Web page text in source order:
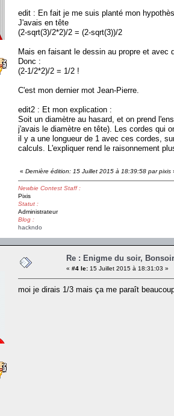
edit : En fait je me suis planté mon
J'avais en tête
(2-sqrt(3)/2*2)/2 = (2-sqrt(3))/2
Mais en faisant le dessin au propre et
Donc :
(2-1/2*2)/2 = 1/2 !
C'est mon dernier mot Jean-Pierre.
edit2 : Et mon explication :
Soit un diamètre au hasard, et on prend
j'avais le diamètre en tête). Les cordes qui
il y a une longueur de 1 avec ces cordes,
calculs. L'expliquer rend le raisonnement
« Dernière édition: 15 Juillet 2015 à 18:39:58 par pixis
Newbie Contest Staff :
Pixis
Statut :
Administrateur
Blog :
hackndo
Re : Enigme du soir,
« #4 le: 15 Juillet 2015 à 18:31:03 »
moi je dirais 1/3 mais ça me paraît